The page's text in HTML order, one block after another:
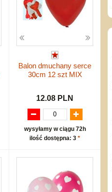
Balon dmuchany serce
30cm 12 szt MIX
12.08 PLN
wysyłamy w ciągu 72h
ilość dostępna: 3 *